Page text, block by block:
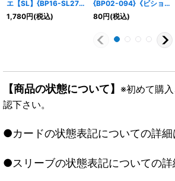
エ【SL】{BP16-SL27}
《ニュートラル》
1,780円(税込)
{BP02-094}《ビショッ
プ》
80円(税込)
【商品の状態について】 ※初めて購
認下さい。
●カードの状態表記についての詳細
●スリーブの状態表記についての詳